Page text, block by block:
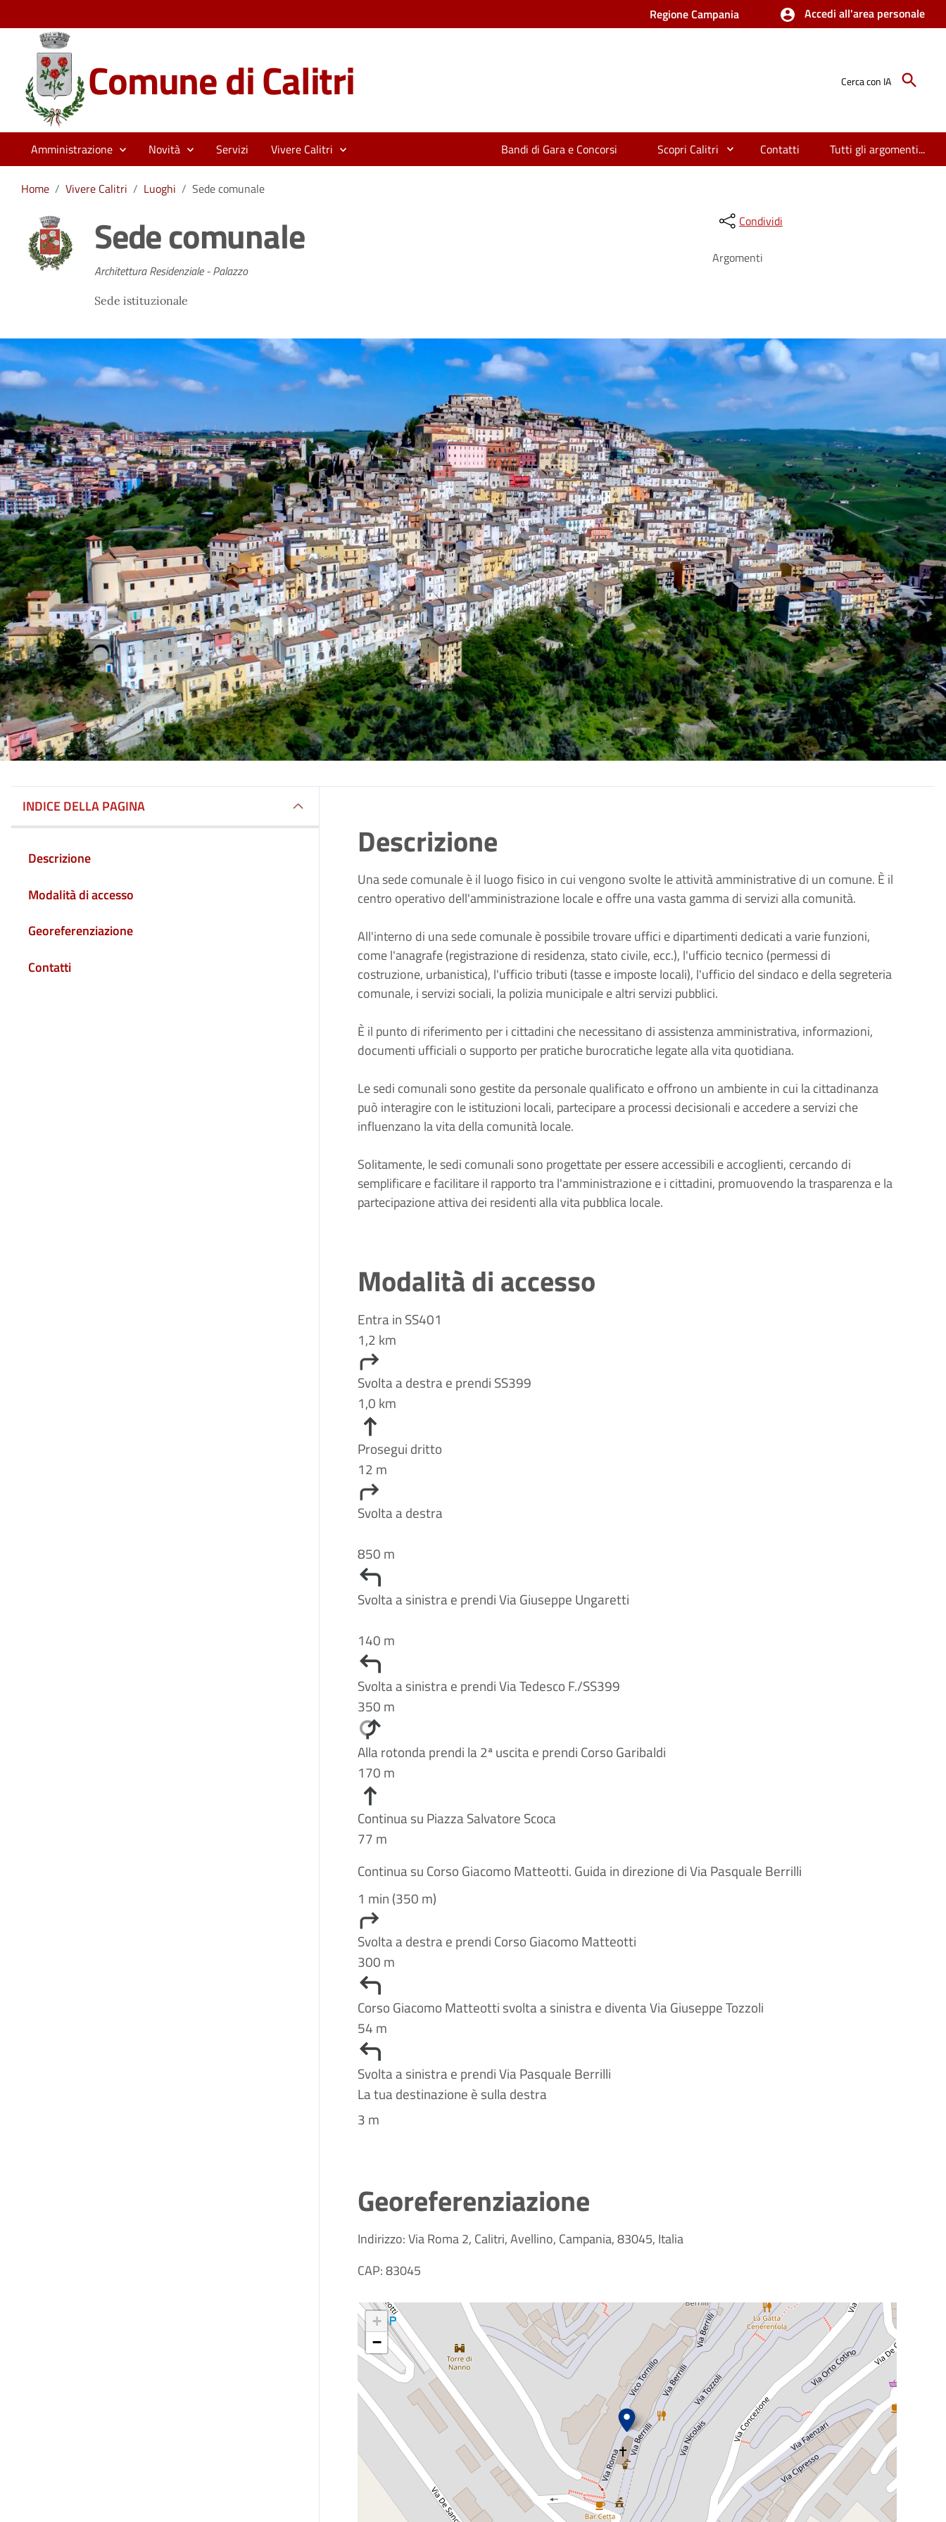
Regione Campania Accedi all'area personale
Comune di Calitri Cerca con IA
Amministrazione Novità Servizi Vivere Calitri Bandi di Gara e Concorsi Scopri Calitri Contatti Tutti gli argomenti...
Home / Vivere Calitri / Luoghi / Sede comunale
Sede comunale
Architettura Residenziale - Palazzo
Sede istituzionale
Condividi
Argomenti
INDICE DELLA PAGINA
Descrizione
Modalità di accesso
Georeferenziazione
Contatti
Descrizione
Una sede comunale è il luogo fisico in cui vengono svolte le attività amministrative di un comune. È il
centro operativo dell'amministrazione locale e offre una vasta gamma di servizi alla comunità.
All'interno di una sede comunale è possibile trovare uffici e dipartimenti dedicati a varie funzioni,
come l'anagrafe (registrazione di residenza, stato civile, ecc.), l'ufficio tecnico (permessi di
costruzione, urbanistica), l'ufficio tributi (tasse e imposte locali), l'ufficio del sindaco e della segreteria
comunale, i servizi sociali, la polizia municipale e altri servizi pubblici.
È il punto di riferimento per i cittadini che necessitano di assistenza amministrativa, informazioni,
documenti ufficiali o supporto per pratiche burocratiche legate alla vita quotidiana.
Le sedi comunali sono gestite da personale qualificato e offrono un ambiente in cui la cittadinanza
può interagire con le istituzioni locali, partecipare a processi decisionali e accedere a servizi che
influenzano la vita della comunità locale.
Solitamente, le sedi comunali sono progettate per essere accessibili e accoglienti, cercando di
semplificare e facilitare il rapporto tra l'amministrazione e i cittadini, promuovendo la trasparenza e la
partecipazione attiva dei residenti alla vita pubblica locale.
Modalità di accesso
Entra in SS401
1,2 km
Svolta a destra e prendi SS399
1,0 km
Prosegui dritto
12 m
Svolta a destra
850 m
Svolta a sinistra e prendi Via Giuseppe Ungaretti
140 m
Svolta a sinistra e prendi Via Tedesco F./SS399
350 m
Alla rotonda prendi la 2ª uscita e prendi Corso Garibaldi
170 m
Continua su Piazza Salvatore Scoca
77 m
Continua su Corso Giacomo Matteotti. Guida in direzione di Via Pasquale Berrilli
1 min (350 m)
Svolta a destra e prendi Corso Giacomo Matteotti
300 m
Corso Giacomo Matteotti svolta a sinistra e diventa Via Giuseppe Tozzoli
54 m
Svolta a sinistra e prendi Via Pasquale Berrilli
La tua destinazione è sulla destra
3 m
Georeferenziazione
Indirizzo: Via Roma 2, Calitri, Avellino, Campania, 83045, Italia
CAP: 83045
+
−